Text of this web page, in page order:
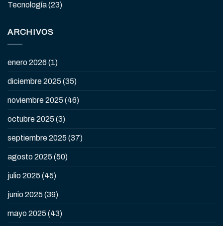
Tecnología(23)
ARCHIVOS
enero 2026 (1)
diciembre 2025 (35)
noviembre 2025 (46)
octubre 2025 (3)
septiembre 2025 (37)
agosto 2025 (50)
julio 2025 (45)
junio 2025 (39)
mayo 2025 (43)